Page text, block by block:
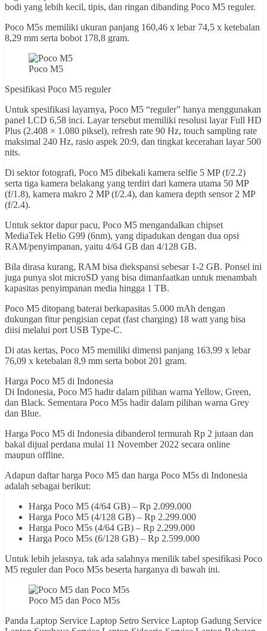
bodi yang lebih kecil, tipis, dan ringan dibanding Poco M5 reguler.
Poco M5s memiliki ukuran panjang 160,46 x lebar 74,5 x ketebalan
8,29 mm serta bobot 178,8 gram.
Poco M5
Spesifikasi Poco M5 reguler
Untuk spesifikasi layarnya, Poco M5 “reguler” hanya menggunakan
panel LCD 6,58 inci. Layar tersebut memiliki resolusi layar Full HD
Plus (2.408 × 1.080 piksel), refresh rate 90 Hz, touch sampling rate
maksimal 240 Hz, rasio aspek 20:9, dan tingkat kecerahan layar 500
nits.
Di sektor fotografi, Poco M5 dibekali kamera selfie 5 MP (f/2.2)
serta tiga kamera belakang yang terdiri dari kamera utama 50 MP
(f/1.8), kamera makro 2 MP (f/2.4), dan kamera depth sensor 2 MP
(f/2.4).
Untuk sektor dapur pacu, Poco M5 mengandalkan chipset
MediaTek Helio G99 (6nm), yang dipadukan dengan dua opsi
RAM/penyimpanan, yaitu 4/64 GB dan 4/128 GB.
Bila dirasa kurang, RAM bisa diekspansi sebesar 1-2 GB. Ponsel ini
juga punya slot microSD yang bisa dimanfaatkan untuk menambah
kapasitas penyimpanan media hingga 1 TB.
Poco M5 ditopang baterai berkapasitas 5.000 mAh dengan
dukungan fitur pengisian cepat (fast charging) 18 watt yang bisa
diisi melalui port USB Type-C.
Di atas kertas, Poco M5 memiliki dimensi panjang 163,99 x lebar
76,09 x ketebalan 8,9 mm serta bobot 201 gram.
Harga Poco M5 di Indonesia
Di Indonesia, Poco M5 hadir dalam pilihan warna Yellow, Green,
dan Black. Sementara Poco M5s hadir dalam pilihan warna Grey
dan Blue.
Harga Poco M5 di Indonesia dibanderol termurah Rp 2 jutaan dan
bakal dijual perdana mulai 11 November 2022 secara online
maupun offline.
Adapun daftar harga Poco M5 dan harga Poco M5s di Indonesia
adalah sebagai berikut:
Harga Poco M5 (4/64 GB) – Rp 2.099.000
Harga Poco M5 (4/128 GB) – Rp 2.299.000
Harga Poco M5s (4/64 GB) – Rp 2.299.000
Harga Poco M5s (6/128 GB) – Rp 2.599.000
Untuk lebih jelasnya, tak ada salahnya menilik tabel spesifikasi Poco
M5 reguler dan Poco M5s beserta harganya di bawah ini.
Poco M5 dan Poco M5s
Panda Laptop Service Laptop Setro Service Laptop Gadung Service Laptop Surabaya Service Laptop Sidoarjo Service Laptop Babatan Service Laptop Wiyung Service Laptop Lidah Kulon Service Laptop Lidah Wetan Service Laptop Lakarsantri Service Laptop Randegansari Service Laptop Driyorejo Service Laptop Menganti Service Laptop Gunung Sari Indah Service Laptop Wiyung Indah Service Laptop Karangan Mulya Service Laptop Wiyung Pratama Service Laptop Babatan Pratama Service Laptop Babatan Pilang Service Laptop Babatan Mukti Service Laptop Graha Sampoerna Service Laptop Lembah Harapan Service Laptop Forest Mansion Service Laptop Puri Lidah Servis Laptop Surabaya Barat Servis Laptop Wiyung Servis Laptop Kedurus Servis Laptop Karangpilang Servis Laptop Sepanjang Servis Laptop Sidoarjo Sistem Klinik Sistem Farmasi Sistem Rumah Sakit (Sistem Informasi Manajemen Rumah Sakit SIMRS) Sistem FnB (Food and Beverage) Sistem Perhotelan Sistem CRM (Customer Relation Management) Sistem POS (Point of Sales) SISDM (Sistem Informasi SDM Human Resource Information System HRIS) Sistem Keuangan Sistem Akuntansi Sistem Logistik Sistem Inventory Control Sistem Rencana Produksi (PPIC Production Planning) Sistem Forecasting (Peramalan) Sistem Klinik Terlengkap Sistem Farmasi Terlengkap Sistem Rumah Sakit (Sistem Informasi Manajemen Rumah Sakit SIMRS) Terlengkap Sistem FnB (Food and Beverage) Terlengkap Sistem Perhotelan Terlengkap Sistem CRM (Customer Relation Management) Terlengkap Sistem POS (Point of Sales) Terlengkap SISDM (Sistem Informasi SDM Terlengkap Human Resource Information System HRIS) Terlengkap Sistem Keuangan Terlengkap Sistem Akuntansi Terlengkap Sistem Logistik Terlengkap Sistem Inventory Control Terlengkap Sistem Rencana Produksi (PPIC Production Planning) Terlengkap Sistem Forecasting (Peramalan) Terlengkap Sistem Klinik Termurah Sistem Farmasi Termurah Sistem Rumah Sakit (Sistem Informasi Manajemen Rumah Sakit SIMRS) Termurah Sistem FnB (Food and Beverage) Termurah Sistem Perhotelan Termurah Sistem CRM (Customer Relation Management) Termurah Sistem POS (Point of Sales) Termurah SISDM (Sistem Informasi SDM Termurah Human Resource Information System HRIS) Termurah Sistem Keuangan Termurah Sistem Akuntansi Termurah Sistem Logistik Termurah Sistem Inventory Control Termurah Sistem Rencana Produksi (PPIC Production Planning) Termurah Sistem Forecasting (Peramalan) Termurah Sistem Klinik Paling Lengkap Sistem Farmasi Paling Lengkap Sistem Rumah Sakit (Sistem Informasi Manajemen Rumah Sakit SIMRS) Paling Lengkap Sistem FnB (Food and Beverage) Paling Lengkap Sistem Perhotelan Paling Lengkap Sistem CRM (Customer Relation Management) Paling Lengkap Sistem POS (Point of Sales) Paling Lengkap SISDM (Sistem Informasi SDM Paling Lengkap Human Resource Information System HRIS) Paling Lengkap Sistem Keuangan Paling Lengkap Sistem Akuntansi Paling Lengkap Sistem Logistik Paling Lengkap Sistem Inventory Control Paling Lengkap Sistem Rencana Produksi (PPIC Production Planning) Paling Lengkap Sistem Forecasting (Peramalan) Paling Lengkap Sistem Klinik Paling Murah Sistem Farmasi Paling Murah Sistem Rumah Sakit (Sistem Informasi Manajemen Rumah Sakit SIMRS) Paling Murah Sistem FnB (Food and Beverage) Paling Murah Sistem Perhotelan Paling Murah Sistem CRM (Customer Relation Management) Paling Murah Sistem POS (Point of Sales) Paling Murah SISDM (Sistem Informasi SDM Paling Murah Human Resource Information System HRIS) Paling Murah Sistem Keuangan Paling Murah Sistem Akuntansi Paling Murah Sistem Logistik Paling Murah Sistem Inventory Control Paling Murah Sistem Rencana Produksi (PPIC Production Planning) Paling Murah Sistem Forecasting (Peramalan) Paling Murah Sistem Klinik Gratis Sistem Farmasi Gratis Sistem Rumah Sakit (Sistem Informasi Manajemen Rumah Sakit SIMRS) Gratis Sistem FnB (Food and Beverage) Gratis Sistem Perhotelan Gratis Sistem CRM (Customer Relation Management) Gratis Sistem POS (Point of Sales) Gratis SISDM (Sistem Informasi SDM Gratis Human Resource Information System HRIS) Gratis Sistem Keuangan Gratis Sistem Akuntansi Gratis Sistem Logistik Gratis Sistem Inventory Control Gratis Sistem Rencana Produksi (PPIC Production Planning) Gratis Sistem Forecasting (Peramalan) Gratis Sistem Laboratorium Termurah Sistem Laboratorium Terlengkap Sistem Laboratorium Paling Murah Sistem Laboratorium Paling Lengkap Sistem Laboratorium Gratis Laboratory Information System Gratis Laboratory Information System Termurah Laboratory Information System Terlengkap Laboratory Information System Paling Murah Laboratory Information System Paling Lengkap Radiology Information System Gratis Radiology Information System Termurah Radiology Information System Terlengkap Radiology Information System Paling Murah Radiology Information System Paling Lengkap Sistem Radiologi Termurah Sistem Radiologi Terlengkap Sistem Radiologi Paling Murah Sistem Radiologi Paling Lengkap Sistem Radiologi Gratis Hospital Information System Gratis Hospital Information System Termurah Hospital Information System Terlengkap Hospital Information System Paling Murah Hospital Information System Paling Lengkap PACS Gratis PACS Termurah PACS Terlengkap PACS Paling Murah PACS Paling Lengkap RIS Gratis RIS Termurah RIS Terlengkap RIS Paling Murah RIS Paling Lengkap LIS Gratis LIS Termurah LIS Terlengkap LIS Paling Murah LIS Paling Lengkap HIS Gratis HIS Termurah HIS Terlengkap HIS Paling Murah HIS Paling Lengkap berita android terbaru artikel hardware hp samsung layar lengkung info teknologi terbaru teknologi terbaru 5g hp layar lengkung murah galeri smartphone hp layar lengkung termurah vendor hris indonesia hp snapdragon 888 termurah samsung layar lengkung termurah oppo layar lengkung teknologi tv terbaru hp samsung layar lengkung vendor simrs indonesia CRM Terbaik CRM Termurah SISDM Terbaik SISDM Termurah HRIS Terbaik HRIS Termurah Sistem Farmasi Terbaik Sistem Farmasi Termurah Sistem Farmasi termudah sistem farmasi paling mudah SIE termudah SIE paling mudah SIMRS termudah SIMRS paling mudah SIRS termudah SIRS paling mudah Sistem Informasi Manajemen RS termudah Sistem Informasi Manajemen RS paling mudah SIE Terbaik SIMRS Terbaik ERP Terbaik Sistem Logistik Terbaik Sistem Purchasing Terbaik Sistem Pengadaan Terbaik Sistem Akuntansi Terbaik Sistem Informasi Manajemen RS Terbaik Sistem Manufaktur Terbaik Sistem Informasi Manufaktur Terbaik Sistem Informasi SDM Terbaik Sistem Informasi Rumah Sakit Terbaik SIE Murah SIE Terjangkau SIMRS Murah SIMRS Terjangkau SIMRS Termurah SIMRS Gratis SIMRS Terbaru SIRS Murah SIRS Terjangkau SIRS Termurah SIRS Gratis SIRS Terbaru ERP Terbaru ERP Termurah ERP Terjangkau ERP Gratis Sistem Logistik Logistics System Sistem Akuntansi Accounting System Sistem Purchasing Hospital Information System HIS Sistem Informasi Manajemen Rumah Sakit Sistem Informasi Manajemen RS Sistem Informasi RS Sistem Informasi Enterprise Sistem Informasi Rumah Sakit SIRS Sistem Informasi Manufaktur Sistem Informasi SDM Apotek Farmasi Rawat Jalan Rawat Inap Rawat Luka Dokter Paramedis Perawat ICU HCU ICCU IGD ER RM Rekam Medis Fisioterapi Rehabilitasi Medis Laboratorium Radiologi Komite Medik Admisi Discharge Poli Poliklinik Produksi Perencanaan HRD HRIS Sistem Enterprise Sistem Informasi Enterprise Human Resource IT Helpdesk KSO Kerja Sama Operasional Realisasi Produksi Android Studio Xamarin Microsoft SQL Server SQLServer Windows Server Production Planning Inventory Control PPIC Diznet Indo Zahira Datacube Enterprise Sistem Informasi Hotel Sistem Informasi Manajemen Hotel SIM Rumah Sakit Sistem Hotel Sistem Restoran Sistem Restaurant Sistem Manajemen Restoran Sistem Manajemen Restaurant Sistem Penjualan Point of Sales POS Sistem Informasi Manufaktur SIMANU Sistem Informasi Rumah Sakit SIRS Sistem Informasi Manajemen Rumah Sakit SIMRS Sistem IGD Instalasi Gawat Darurat Instalasi Rawat Jalan IRJ Instalasi Rawat Inap IRNA Instalasi Laboratorium Instalasi Radiologi Pelayanan Medis Pelayanan Medik Komite Medik Komdik Akreditasi Rumah Sakit Akreditasi RS Akreditasi Hotel Akreditasi Perhotelan Sistem Perhotelan Sistem Perencanaan Sistem Perencanaan Produksi Sistem Laboratorium Sistem Radiologi Instalasi Rehabilitasi Medis Instalasi Rehabilitasi Medik IRM Sistem Manajemen Hotel Koperasi Simpan Pinjam KSP Pinjaman Online Pinjol Aplikasi Hotel Aplikasi Perhotelan Sistem Informasi Perhotelan Sistem Informasi HRD Sistem HRD Sistem SDM Aplikasi SDM Aplikasi HRD Aplikasi Koperasi Sistem Koperasi Sistem Informasi Koperasi KRS Keluar Rumah Sakit Keluar RS Masuk Rumah Sakit MRS Masuk RS Sistem Informasi Laboratorium PACS Sistem Informasi Radiologi Picture Archiving and Communication System LIS RIS Radiology Information System Laboratory Information System Laboratorium Information System RJ45 RJ-45 RJ11 RJ-11 Enterprise Resource Planning Perawat Sistem Perawat Sistem Informasi Perawat Sistem Keperawatan Sistem Informasi Keperawatan Human Resource Department Human Resources Department KSO Termurah KSO Murah KSO Terjangkau Kerja Sama Operasional Murah Kerja Sama Operasional Termurah Kerja Sama Operasional Terjangkau Program Gratis Aplikasi Gratis Kerja Sama Operasional Gratis Bantuan Gratis Program Bantuan Program Aplikasi Bantuan Aplikasi Sistem Bantuan Sistem diznet indo zahira zahir indozahira indozahir zahirindo zahiraindo advertising sosial media sosialmedia sosialmediaadvertising mediaadvertising sosialadvertising sosialmediamarketing sosial media marketing mediamarketing sosialmarketing sosialmediamarketing cold storage mesin produksi es balok mesin es balok dizindo diz diznet diznetindo diznet indo zahir diznetindozahir diznetindozahira diznet indo zahira chiller freezer ruang pendingin ruang es diznet cold storage diznet custom cold storage jual mesin produksi es balok jual cold storage jual freezer storage jual chiller storage diznet indo zahira indo zahir indozahir indozahira datacube diz dizindo sistem adalah sistem enterprise adalah sistem informasi enterprise adalah enterprise sistem adal